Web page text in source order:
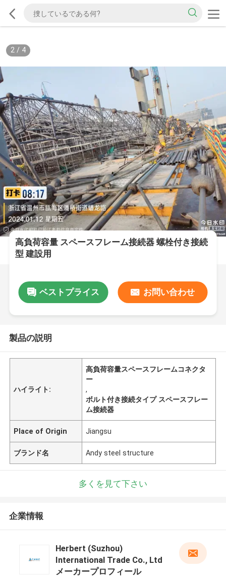
2/ 4
高負荷容量 スペースフレーム接続器 螺栓付き接続
型 建設用
ベストプライス お問い合わせ
製品の説明
ハイライト:
高負荷容量スペースフレームコネクタ
ー
,
ボルト付き接続タイプ スペースフレー
ム接続器
Place of Origin Jiangsu
ブランド名 Andy steel structure
多くを見て下さい
企業情報
Herbert (Suzhou)
International Trade Co., Ltd
メーカープロフィール